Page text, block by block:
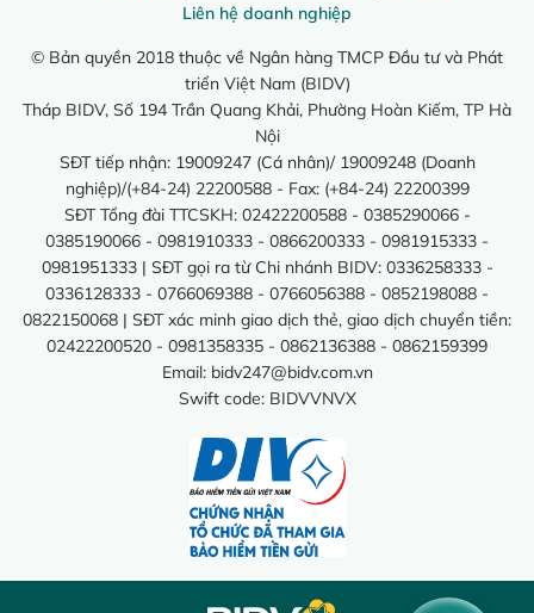
Liên hệ doanh nghiệp
© Bản quyền 2018 thuộc về Ngân hàng TMCP Đầu tư và Phát
triển Việt Nam (BIDV)
Tháp BIDV, Số 194 Trần Quang Khải, Phường Hoàn Kiếm, TP Hà
Nội
SĐT tiếp nhận: 19009247 (Cá nhân)/ 19009248 (Doanh
nghiệp)/(+84-24) 22200588 - Fax: (+84-24) 22200399
SĐT Tổng đài TTCSKH: 02422200588 - 0385290066 -
0385190066 - 0981910333 - 0866200333 - 0981915333 -
0981951333 | SĐT gọi ra từ Chi nhánh BIDV: 0336258333 -
0336128333 - 0766069388 - 0766056388 - 0852198088 -
0822150068 | SĐT xác minh giao dịch thẻ, giao dịch chuyển tiền:
02422200520 - 0981358335 - 0862136388 - 0862159399
Email: bidv247@bidv.com.vn
Swift code: BIDVVNVX